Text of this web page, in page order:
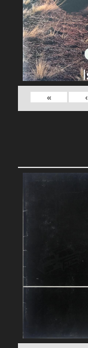
›
»